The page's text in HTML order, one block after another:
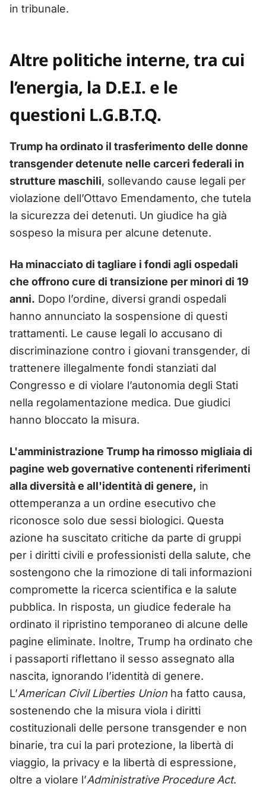
in tribunale.
Altre politiche interne, tra cui
l’energia, la D.E.I. e le
questioni L.G.B.T.Q.
Trump ha ordinato il trasferimento delle donne
transgender detenute nelle carceri federali in
strutture maschili, sollevando cause legali per
violazione dell’Ottavo Emendamento, che tutela
la sicurezza dei detenuti. Un giudice ha già
sospeso la misura per alcune detenute.
Ha minacciato di tagliare i fondi agli ospedali
che offrono cure di transizione per minori di 19
anni. Dopo l’ordine, diversi grandi ospedali
hanno annunciato la sospensione di questi
trattamenti. Le cause legali lo accusano di
discriminazione contro i giovani transgender, di
trattenere illegalmente fondi stanziati dal
Congresso e di violare l’autonomia degli Stati
nella regolamentazione medica. Due giudici
hanno bloccato la misura.
L'amministrazione Trump ha rimosso migliaia di
pagine web governative contenenti riferimenti
alla diversità e all'identità di genere, in
ottemperanza a un ordine esecutivo che
riconosce solo due sessi biologici. Questa
azione ha suscitato critiche da parte di gruppi
per i diritti civili e professionisti della salute, che
sostengono che la rimozione di tali informazioni
compromette la ricerca scientifica e la salute
pubblica. In risposta, un giudice federale ha
ordinato il ripristino temporaneo di alcune delle
pagine eliminate. Inoltre, Trump ha ordinato che
i passaporti riflettano il sesso assegnato alla
nascita, ignorando l’identità di genere.
L’American Civil Liberties Union ha fatto causa,
sostenendo che la misura viola i diritti
costituzionali delle persone transgender e non
binarie, tra cui la pari protezione, la libertà di
viaggio, la privacy e la libertà di espressione,
oltre a violare l’Administrative Procedure Act.